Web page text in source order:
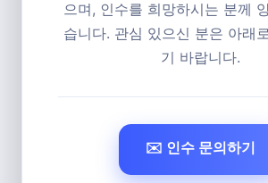
으며, 인수를 희망하시는 분께
습니다. 관심 있으신 분은 아래
기 바랍니다.
✉️ 인수 문의하기